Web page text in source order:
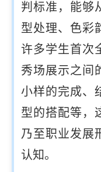
判标准，能够
型处理、色彩
许多学生首次
秀场展示之间
小样的完成、
型的搭配等，
乃至职业发展
认知。